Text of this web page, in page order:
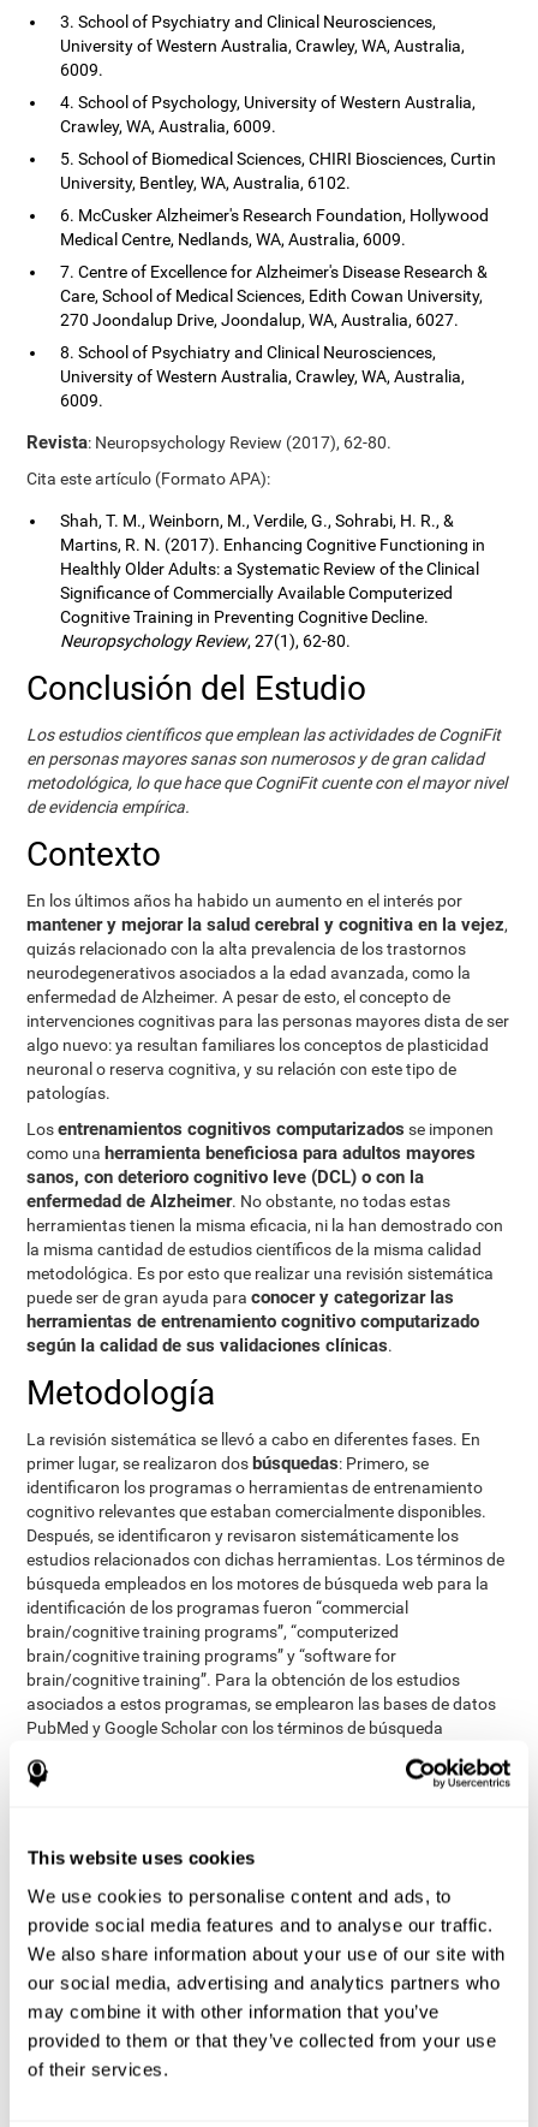
This website uses cookies
We use cookies to personalise content and ads, to
provide social media features and to analyse our traffic.
We also share information about your use of our site with
our social media, advertising and analytics partners who
may combine it with other information that you’ve
provided to them or that they’ve collected from your use
of their services.
3. School of Psychiatry and Clinical Neurosciences,
University of Western Australia, Crawley, WA, Australia,
6009.
4. School of Psychology, University of Western Australia,
Crawley, WA, Australia, 6009.
5. School of Biomedical Sciences, CHIRI Biosciences, Curtin
University, Bentley, WA, Australia, 6102.
6. McCusker Alzheimer's Research Foundation, Hollywood
Medical Centre, Nedlands, WA, Australia, 6009.
7. Centre of Excellence for Alzheimer's Disease Research &
Care, School of Medical Sciences, Edith Cowan University,
270 Joondalup Drive, Joondalup, WA, Australia, 6027.
8. School of Psychiatry and Clinical Neurosciences,
University of Western Australia, Crawley, WA, Australia,
6009.
Revista: Neuropsychology Review (2017), 62-80.
Cita este artículo (Formato APA):
Shah, T. M., Weinborn, M., Verdile, G., Sohrabi, H. R., &
Martins, R. N. (2017). Enhancing Cognitive Functioning in
Healthly Older Adults: a Systematic Review of the Clinical
Significance of Commercially Available Computerized
Cognitive Training in Preventing Cognitive Decline.
Neuropsychology Review, 27(1), 62-80.
Conclusión del Estudio
Los estudios científicos que emplean las actividades de CogniFit
en personas mayores sanas son numerosos y de gran calidad
metodológica, lo que hace que CogniFit cuente con el mayor nivel
de evidencia empírica.
Contexto
En los últimos años ha habido un aumento en el interés por
mantener y mejorar la salud cerebral y cognitiva en la vejez,
quizás relacionado con la alta prevalencia de los trastornos
neurodegenerativos asociados a la edad avanzada, como la
enfermedad de Alzheimer. A pesar de esto, el concepto de
intervenciones cognitivas para las personas mayores dista de ser
algo nuevo: ya resultan familiares los conceptos de plasticidad
neuronal o reserva cognitiva, y su relación con este tipo de
patologías.
Losentrenamientos cognitivos computarizados se imponen
como una herramienta beneficiosa para adultos mayores
sanos, con deterioro cognitivo leve (DCL) o con la
enfermedad de Alzheimer. No obstante, no todas estas
herramientas tienen la misma eficacia, ni la han demostrado con
la misma cantidad de estudios científicos de la misma calidad
metodológica. Es por esto que realizar una revisión sistemática
puede ser de gran ayuda paraconocer y categorizar las
herramientas de entrenamiento cognitivo computarizado
según la calidad de sus validaciones clínicas.
Metodología
La revisión sistemática se llevó a cabo en diferentes fases. En
primer lugar, se realizaron dos búsquedas: Primero, se
identificaron los programas o herramientas de entrenamiento
cognitivo relevantes que estaban comercialmente disponibles.
Después, se identificaron y revisaron sistemáticamente los
estudios relacionados con dichas herramientas. Los términos de
búsqueda empleados en los motores de búsqueda web para la
identificación de los programas fueron “commercial
brain/cognitive training programs”, “computerized
brain/cognitive training programs” y “software for
brain/cognitive training”. Para la obtención de los estudios
asociados a estos programas, se emplearon las bases de datos
PubMed y Google Scholar con los términos de búsqueda
rehabilitation” OR “cognitive enhancement” OR “Brain fitness
tanto con el nombre de cada herramienta identificada, como sin
Los estudios elegidos debían estar publicados en inglés, estar
revisados por pares, contener ensayos clínicos en personas
sanas mayores de 50 años y que se basasen en medidas
cognitivas . Se excluyeron los abstracts de conferencias, otras
poblaciones que no fueran adultos mayores sanos, que
incluyeran personas con demencia, que emplearan videojuegos o
que la medida principal no fuera la cognitiva.